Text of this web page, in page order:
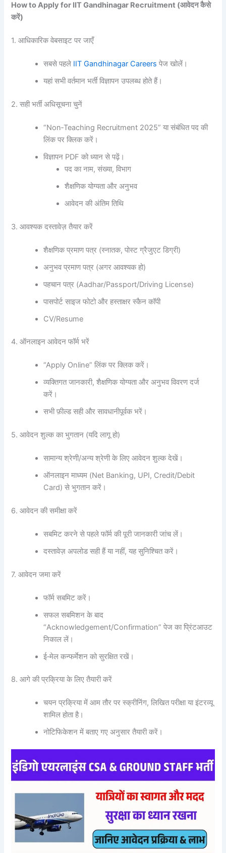
How to Apply for IIT Gandhinagar Recruitment (आवेदन कैसे
करें)
1. आधिकारिक वेबसाइट पर जाएँ
सबसे पहले IIT Gandhinagar Careers पेज खोलें।
यहां सभी वर्तमान भर्ती विज्ञापन उपलब्ध होते हैं।
2. सही भर्ती अधिसूचना चुनें
“Non‑Teaching Recruitment 2025” या संबंधित पद की
लिंक पर क्लिक करें।
विज्ञापन PDF को ध्यान से पढ़ें।
पद का नाम, संख्या, विभाग
शैक्षणिक योग्यता और अनुभव
आवेदन की अंतिम तिथि
3. आवश्यक दस्तावेज़ तैयार करें
शैक्षणिक प्रमाण पत्र (स्नातक, पोस्ट ग्रैजुएट डिग्री)
अनुभव प्रमाण पत्र (अगर आवश्यक हो)
पहचान पत्र (Aadhar/Passport/Driving License)
पासपोर्ट साइज फोटो और हस्ताक्षर स्कैन कॉपी
CV/Resume
4. ऑनलाइन आवेदन फॉर्म भरें
“Apply Online” लिंक पर क्लिक करें।
व्यक्तिगत जानकारी, शैक्षणिक योग्यता और अनुभव विवरण दर्ज
करें।
सभी फ़ील्ड सही और सावधानीपूर्वक भरें।
5. आवेदन शुल्क का भुगतान (यदि लागू हो)
सामान्य श्रेणी/अन्य श्रेणी के लिए आवेदन शुल्क देखें।
ऑनलाइन माध्यम (Net Banking, UPI, Credit/Debit
Card) से भुगतान करें।
6. आवेदन की समीक्षा करें
सबमिट करने से पहले फॉर्म की पूरी जानकारी जांच लें।
दस्तावेज़ अपलोड सही हैं या नहीं, यह सुनिश्चित करें।
7. आवेदन जमा करें
फॉर्म सबमिट करें।
सफल सबमिशन के बाद
“Acknowledgement/Confirmation” पेज का प्रिंटआउट
निकाल लें।
ई‑मेल कन्फर्मेशन को सुरक्षित रखें।
8. आगे की प्रक्रिया के लिए तैयारी करें
चयन प्रक्रिया में आम तौर पर स्क्रीनिंग, लिखित परीक्षा या इंटरव्यू
शामिल होता है।
नोटिफिकेशन में बताए गए अनुसार तैयारी करें।